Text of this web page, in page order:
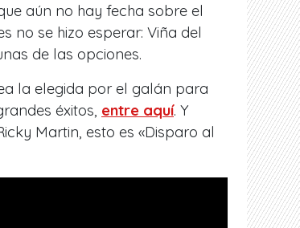
aún no hay fecha sobre el
no se hizo esperar: Viña del
de las opciones.
la elegida por el galán para
éxitos, entre aquí. Y
Martin, esto es «Disparo al